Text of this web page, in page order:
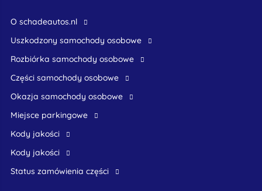
O schadeautos.nl
uszkodzony samochody osobowe
rozbiórka samochody osobowe
części samochody osobowe
okazja samochody osobowe
Miejsce parkingowe
Kody jakości
Kody jakości
Status zamówienia części